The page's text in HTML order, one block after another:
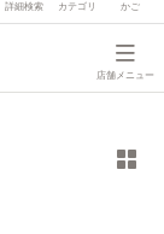
詳細検索 カテゴリ かご
店舗メニュー